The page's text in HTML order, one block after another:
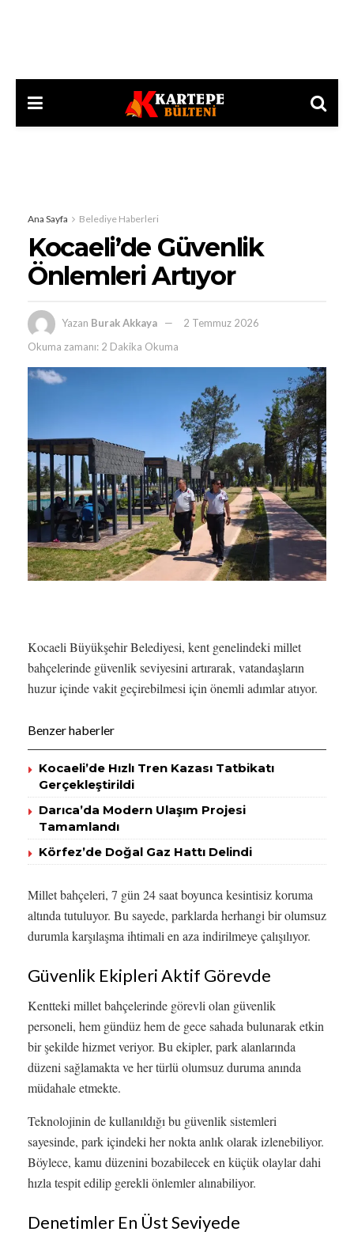
Ana Sayfa Belediye Haberleri
Kocaeli’de Güvenlik
Önlemleri Artıyor
Yazan Burak Akkaya
2 Temmuz 2026
Okuma zamanı: 2 Dakika Okuma
Kocaeli Büyükşehir Belediyesi, kent genelindeki millet
bahçelerinde güvenlik seviyesini artırarak, vatandaşların
huzur içinde vakit geçirebilmesi için önemli adımlar atıyor.
Benzer haberler
Kocaeli’de Hızlı Tren Kazası Tatbikatı
Gerçekleştirildi
Darıca’da Modern Ulaşım Projesi
Tamamlandı
Körfez’de Doğal Gaz Hattı Delindi
Millet bahçeleri, 7 gün 24 saat boyunca kesintisiz koruma
altında tutuluyor. Bu sayede, parklarda herhangi bir olumsuz
durumla karşılaşma ihtimali en aza indirilmeye çalışılıyor.
Güvenlik Ekipleri Aktif Görevde
Kentteki millet bahçelerinde görevli olan güvenlik
personeli, hem gündüz hem de gece sahada bulunarak etkin
bir şekilde hizmet veriyor. Bu ekipler, park alanlarında
düzeni sağlamakta ve her türlü olumsuz duruma anında
müdahale etmekte.
Teknolojinin de kullanıldığı bu güvenlik sistemleri
sayesinde, park içindeki her nokta anlık olarak izlenebiliyor.
Böylece, kamu düzenini bozabilecek en küçük olaylar dahi
hızla tespit edilip gerekli önlemler alınabiliyor.
Denetimler En Üst Seviyede